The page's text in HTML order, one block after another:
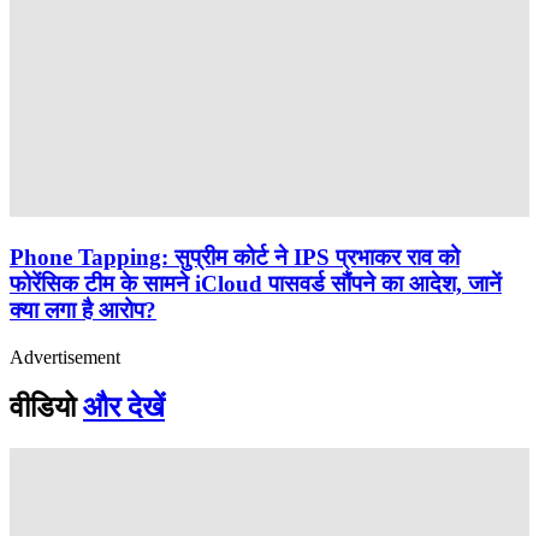
Phone Tapping: सुप्रीम कोर्ट ने IPS प्रभाकर राव को
फोरेंसिक टीम के सामने iCloud पासवर्ड सौंपने का आदेश, जानें
क्या लगा है आरोप?
Advertisement
वीडियोऔर देखें